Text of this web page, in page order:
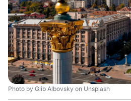
Photo by Glib Albovsky on Unsplash